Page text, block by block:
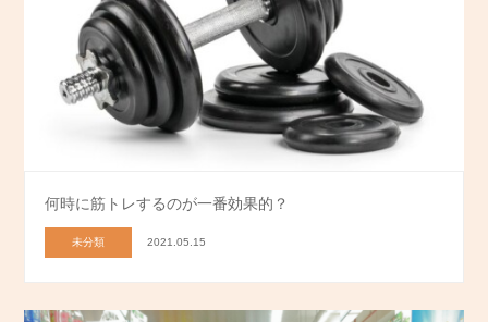
何時に筋トレするのが一番効果的？
未分類 2021.05.15